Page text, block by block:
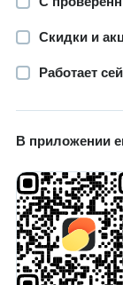
Скидки и
Работает
В приложении